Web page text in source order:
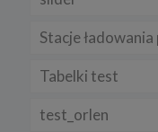
Stacje
Tabelki test
test_orlen